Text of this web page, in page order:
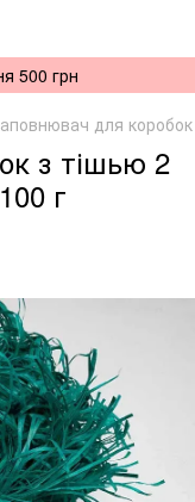
500 грн
для
з тішью 2
г